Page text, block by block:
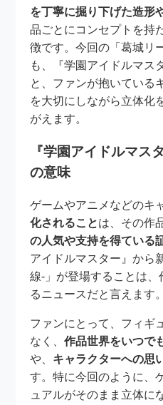
を丁寧に掘り下げた造形
品ごとにコンセプトを持
徴です。今回の「葛城リ
も、『学園アイドルマス
と、ファンが抱いている
を大切にしながら立体化
がえます。
『学園アイドルマス
の意味
ゲームやアニメなどのキ
化されることは、その作
の人気や支持を得ている
アイドルマスター』から
線-」が登場することは
るニュースだと言えます。
ファンにとって、フィギ
なく、作品世界をいつで
や、 キャラクターへの思
す。特に今回のように、
ュアルがそのまま立体に